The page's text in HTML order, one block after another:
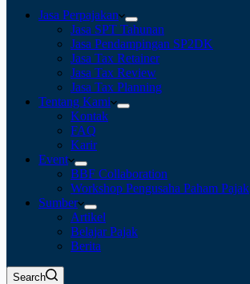
Jasa Perpajakan
Jasa SPT Tahunan
Jasa Pendampingan SP2DK
Jasa Tax Retainer
Jasa Tax Review
Jasa Tax Planning
Tentang Kami
Kontak
FAQ
Karir
Event
BBF Collaboration
Workshop Pengusaha Paham Pajak
Sumber
Artikel
Belajar Pajak
Berita
Search